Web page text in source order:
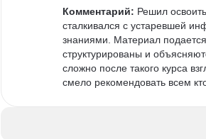
Комментарий: Решил
сталкивался с устаревшей
знаниями. Материал
структурированы и
сложно после такого курса
смело рекомендовать всем